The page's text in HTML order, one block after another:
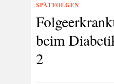
SPÄTFOLGEN
beim
2